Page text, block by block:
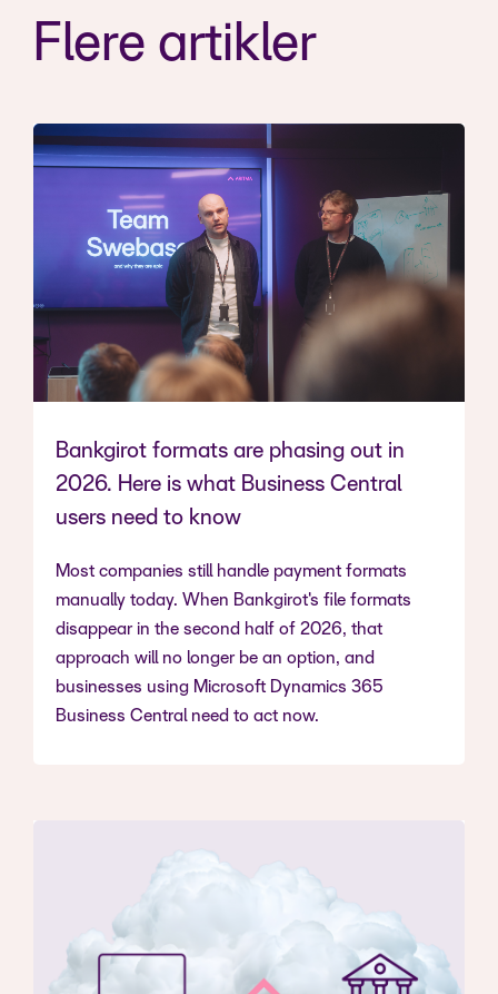
Flere artikler
Bankgirot formats are phasing out in
2026. Here is what Business Central
users need to know
Most companies still handle payment formats
manually today. When Bankgirot's file formats
disappear in the second half of 2026, that
approach will no longer be an option, and
businesses using Microsoft Dynamics 365
Business Central need to act now.